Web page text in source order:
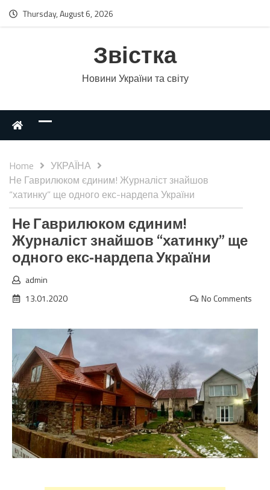
Thursday, August 6, 2026
Звістка
Новини України та світу
Home
УКРАЇНА
Не Гаврилюком єдиним! Журналіст знайшов
“хатинку” ще одного екс-нардепа України
Не Гаврилюком єдиним!
Журналіст знайшов “хатинку” ще
одного екс-нардепа України
admin
13.01.2020
No Comments